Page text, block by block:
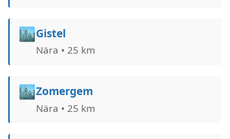
🏙️Gistel
Nära • 25 km
🏙️Zomergem
Nära • 25 km